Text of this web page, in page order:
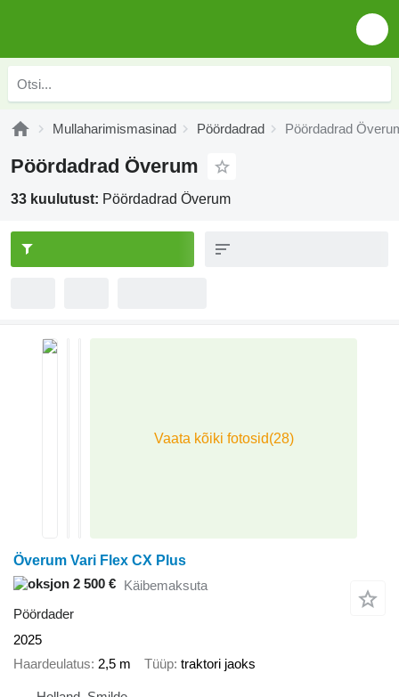
Mullaharimismasinad Pöördadrad Pöördadrad
Pöördadrad Överum
33 kuulutust: Pöördadrad Överum
Överum Vari Flex CX Plus
2 500 € Käibemaksuta
Pöördader
2025
Haardeulatus 2,5 m Tüüp traktori jaoks